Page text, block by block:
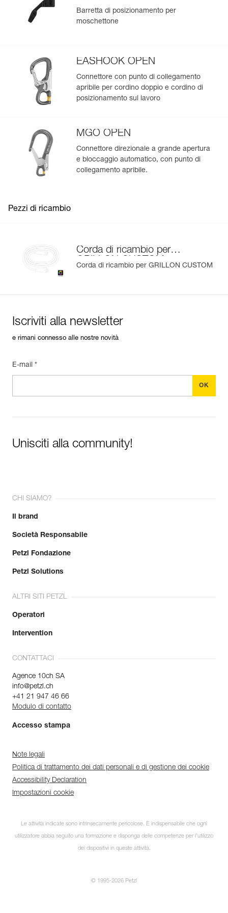
produzione.
Barretta di posizionamento per
moschettone
EASHOOK OPEN
Connettore con punto di collegamento
apribile per cordino doppio e cordino di
posizionamento sul lavoro
MGO OPEN
Connettore direzionale a grande apertura
e bloccaggio automatico, con punto di
collegamento apribile.
Pezzi di ricambio
Corda di ricambio per
GRILLON CUSTOM
Corda di ricambio per GRILLON CUSTOM
Iscriviti alla newsletter
e rimani connesso alle nostre novità
E-mail *
Unisciti alla community!
CHI SIAMO?
Il brand
Società Responsabile
Petzl Fondazione
Petzl Solutions
ALTRI SITI PETZL
Operatori
Intervention
CONTATTACI
Agence 10ch SA
info@petzl.ch
+41 21 947 46 66
Modulo di contatto
Accesso stampa
Note legali
Politica di trattamento dei dati personali e di gestione dei cookie
Accessibility Declaration
Impostazioni cookie
Le attività indicate sono intrinsecamente pericolose. È indispensabile che ogni
utilizzatore abbia seguito una formazione e disponga delle competenze per l’utilizzo
dei dispositivi in queste attività.
© 1995-2026 Petzl